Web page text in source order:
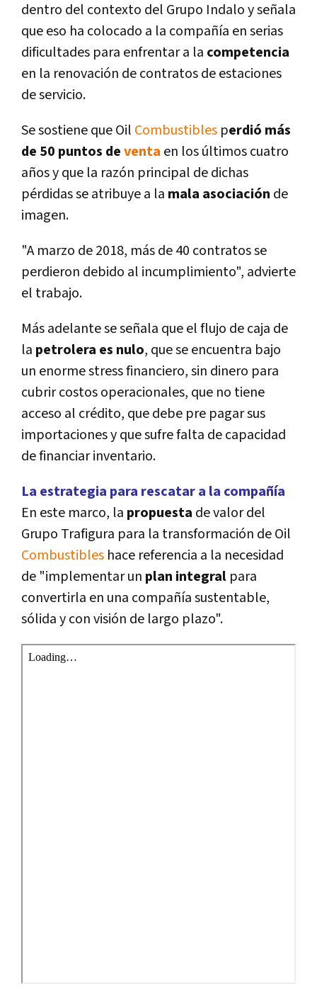
dentro del contexto del Grupo Indalo y señala
que eso ha colocado a la compañí­a en serias
dificultades para enfrentar a la competencia
en la renovación de contratos de estaciones
de servicio.
Se sostiene que Oil Combustibles perdió más
de 50 puntos deventa en los últimos cuatro
años y que la razón principal de dichas
pérdidas se atribuye a la mala asociación de
imagen.
"A marzo de 2018, más de 40 contratos se
perdieron debido al incumplimiento", advierte
el trabajo.
Más adelante se señala que el flujo de caja de
la petrolera es nulo, que se encuentra bajo
un enorme stress financiero, sin dinero para
cubrir costos operacionales, que no tiene
acceso al crédito, que debe pre pagar sus
importaciones y que sufre falta de capacidad
de financiar inventario.
La estrategia para rescatar a la compañí­a
En este marco, la propuesta de valor del
Grupo Trafigura para la transformación de Oil
Combustibles hace referencia a la necesidad
de "implementar un plan integral para
convertirla en una compañí­a sustentable,
sólida y con visión de largo plazo".